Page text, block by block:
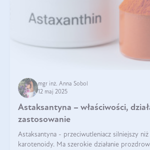
mgr inż. Anna Sobol
12 maj 2025
Astaksantyna – właściwości,
zastosowanie
Astaksantyna - przeciwutleniacz silniejszy
karotenoidy. Ma szerokie działanie